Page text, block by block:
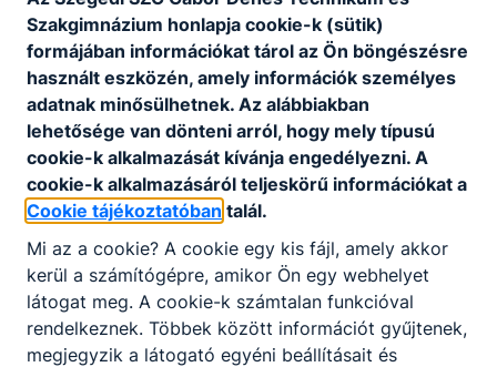
Szakgimnázium honlapja cookie-k (sütik)
formájában információkat tárol az Ön böngészésre
használt eszközén, amely információk személyes
adatnak minősülhetnek. Az alábbiakban
lehetősége van dönteni arról, hogy mely típusú
cookie-k alkalmazását kívánja engedélyezni. A
cookie-k alkalmazásáról teljeskörű információkat a
Cookie tájékoztatóban talál.
Mi az a cookie? A cookie egy kis fájl, amely akkor
kerül a számítógépre, amikor Ön egy webhelyet
látogat meg. A cookie-k számtalan funkcióval
rendelkeznek. Többek között információt gyűjtenek,
megjegyzik a látogató egyéni beállításait és